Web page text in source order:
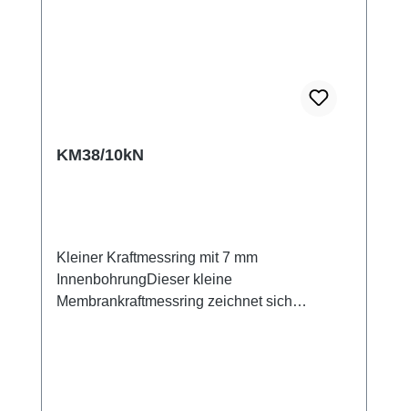
KM38/10kN
Kleiner Kraftmessring mit 7 mm
InnenbohrungDieser kleine
Membrankraftmessring zeichnet sich